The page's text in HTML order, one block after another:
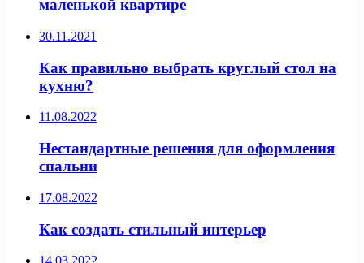
маленькой квартире
30.11.2021
Как правильно выбрать круглый стол на
кухню?
11.08.2022
Нестандартные решения для оформления
спальни
17.08.2022
Как создать стильный интерьер